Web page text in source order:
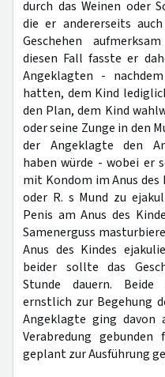
durch das Weinen oder
die er andererseits
Geschehen
diesen Fall fasste er
Angeklagten -
hatten, dem Kind
den Plan, dem Kind
oder seine Zunge in den
der Angeklagte den
haben würde - wobei er
mit Kondom im Anus des
oder R. s Mund zu
Penis am Anus des
Samenerguss
Anus des Kindes
beider sollte das
Stunde dauern.
ernstlich zur Begehung
Angeklagte ging davon
Verabredung
geplant zur Ausführung